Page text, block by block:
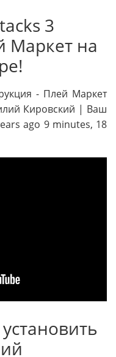
3
Маркет на
- Плей Маркет
Кировский | Ваш
ago 9 minutes, 18